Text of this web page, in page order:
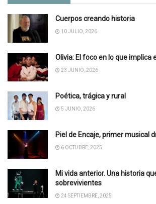
Cuerpos creando historia
10 JULIO, 2026
Olivia: El foco en lo que implica
23 JUNIO, 2026
Poética, trágica y rural
5 JUNIO, 2026
Piel de Encaje, primer musical
6 OCTUBRE, 2025
Mi vida anterior. Una historia
sobrevivientes
24 SEPTIEMBRE, 2025